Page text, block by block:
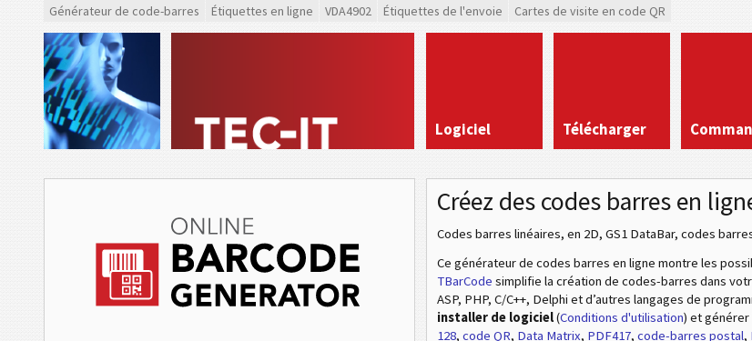
Générateur de code-barres Étiquettes en ligne VDA4902 Étiquettes de l'envoie Cartes de visite en code QR
Logiciel Télécharger
Créez des codes barres en
Codes barres linéaires, en 2D, GS1 DataBar, codes
Ce générateur de codes barres en ligne montre les
TBarCode simplifie la création de codes-barres dans
ASP, PHP, C/C++, Delphi et d’autres langages de
installer de logiciel(Conditions d'utilisation) et
128, code QR, Data Matrix, PDF417, code-barres postal,